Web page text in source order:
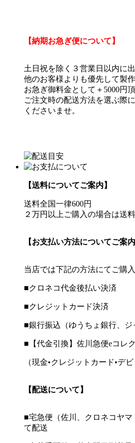
【納期お急ぎ便について】
土日祝を除く３営業日以内に
他のお客様よりも優先して製
お急ぎ御料金として＋5000円
ご注文時の配送方法を選ぶ際
くださいませ。
【送料についてご案内】
送料全国一律600円
２万円以上ご購入の場合は送
【お支払い方法についてご案内
当店では下記の方法にてご購
■クロネコ代金後払い決済
■クレジットカード決済
■銀行振込（ゆうちょ銀行、ジ
■【代金引換】佐川急便eコレ
（現金•クレジットカード•デ
【配送について】
■宅急便（佐川、クロネコヤ
て配送